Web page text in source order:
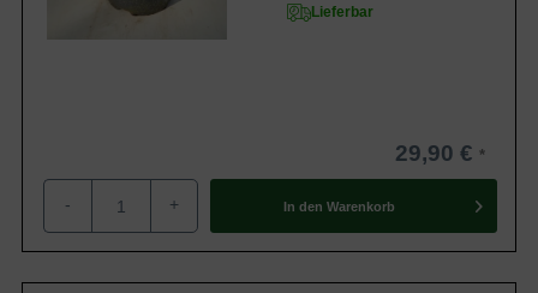
Lieferbar
29,90 €
- + In den Warenkorb